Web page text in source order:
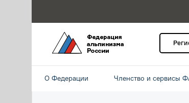
О Федерации Членство и сервисы